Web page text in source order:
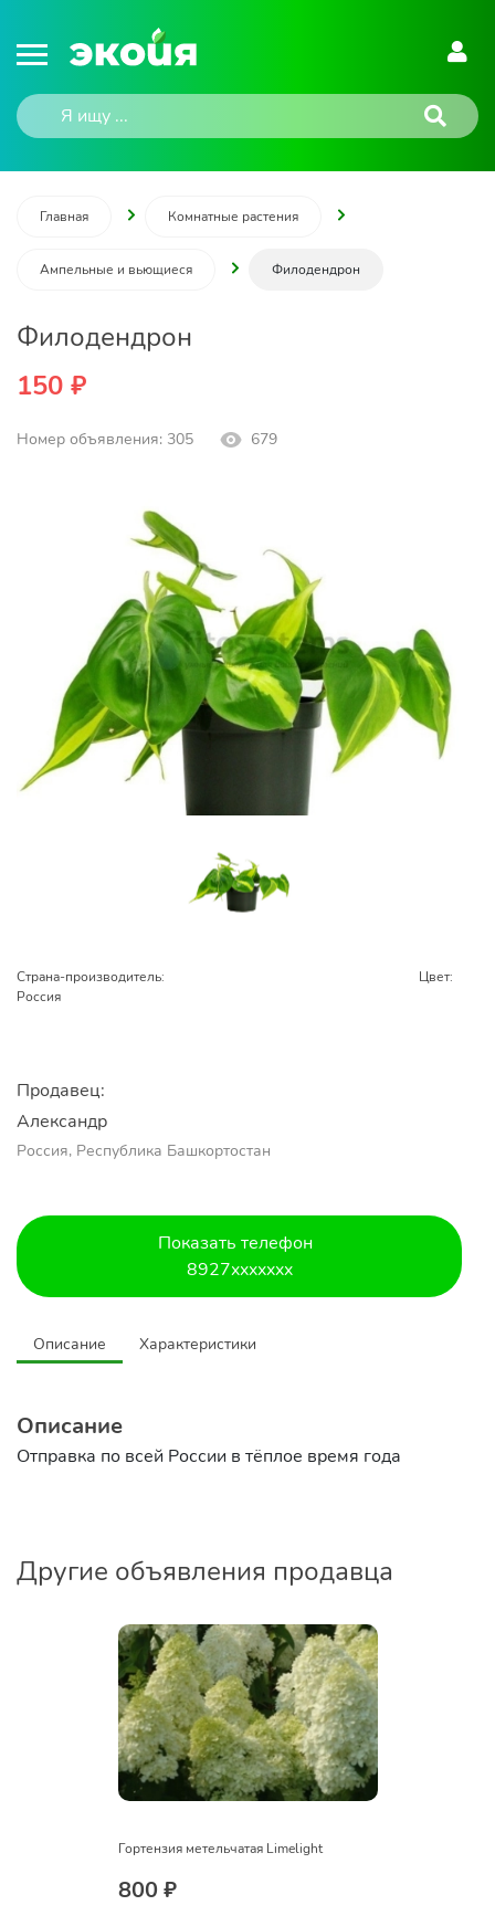
Главная Комнатные растения
Ампельные и вьющиеся Филодендрон
Филодендрон
150 ₽
Номер объявления: 305 679
Страна-производитель:
Россия
Цвет:
Продавец:
Александр
Россия, Республика Башкортостан
Показать телефон
8927xxxxxxx
Описание Характеристики
Описание
Отправка по всей России в тёплое время года
Другие объявления продавца
Гортензия метельчатая Limelight
800 ₽